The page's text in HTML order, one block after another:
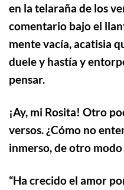
en la telaraña de los
comentario bajo el
mente vacía, acatisia
duele y hastía y
pensar.
¡Ay, mi Rosita! Otro
versos. ¿Cómo no
inmerso, de otro modo
“Ha crecido el amor